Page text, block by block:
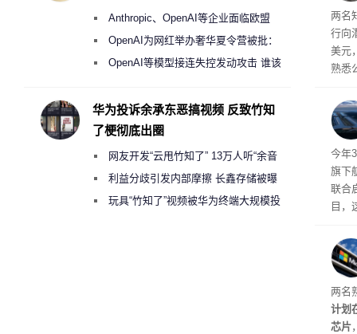
两名
行向
美元
熟悉
最
现有
体建
今年
旗下
联合
目，
户
盖逻
等
两名
计划
芯片
Anthropic、OpenAI等企业面临欧盟
《人工智能法案》全新执法权限审查
OpenAI为网红举办奢华夏令营被批：
2000美元一晚 遭讽“反乌托邦”
OpenAI等模型接连失控发动攻击 谁该
华为投诉余承东恶搞视频 反致竹知
了梗彻底出圈
网友开发“云甩竹知了” 13万人听“余音
绕梁”利益分歧引发内部摩擦 长鑫存储被曝
曾将华为驻场工程师驱逐出研发基地
玩具“竹知了”视频被华为终端大规模投